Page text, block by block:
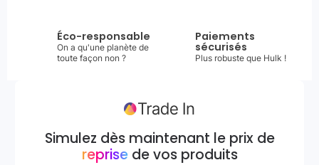
Éco-responsable
On a qu'une planète de
toute façon non ?
Paiements
sécurisés
Plus robuste que Hulk !
Simulez dès maintenant le prix de
reprisede vos produits